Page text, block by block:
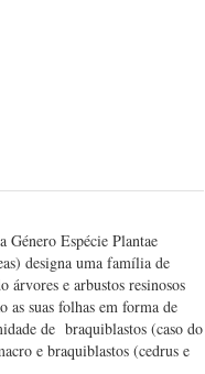
Género Espécie Plantae
designa uma família de
árvores e arbustos resinosos
suas folhas em forma de
de braquiblastos (caso do
e braquiblastos (cedrus e